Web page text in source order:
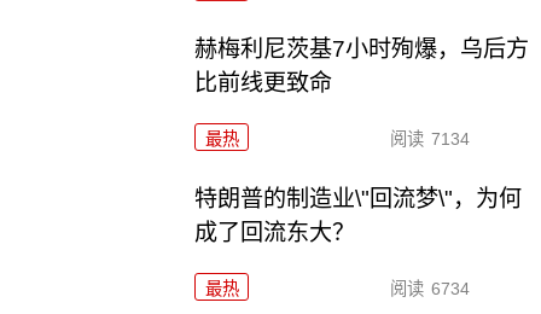
赫梅利尼茨基7小时殉爆，乌后方
比前线更致命
最热 阅读 7134
特朗普的制造业\"回流梦\"，为何
成了回流东大？
最热 阅读 6734